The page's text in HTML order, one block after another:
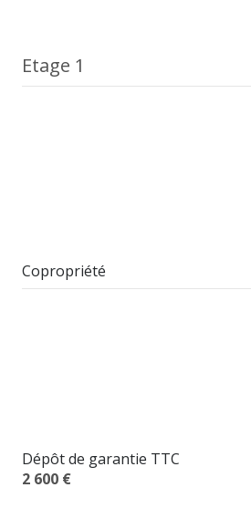
Etage 1
Copropriété
Dépôt de garantie TTC
2 600 €